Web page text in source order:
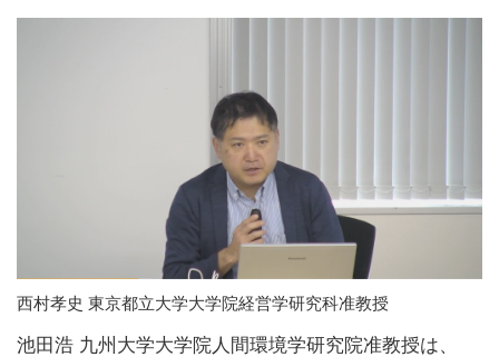
西村孝史 東京都立大学大学院経営学研究科准教授
池田浩 九州大学大学院人間環境学研究院准教授は、